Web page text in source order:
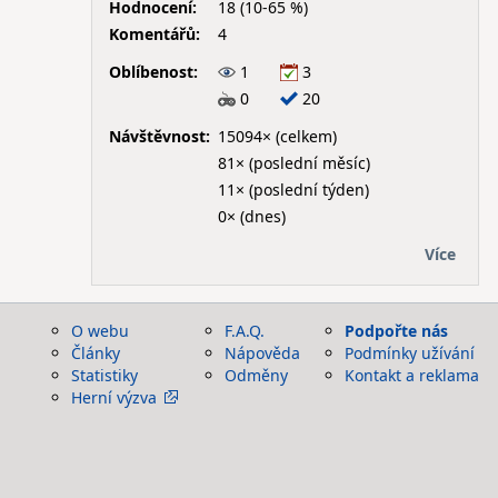
Hodnocení:
18 (10-65 %)
Komentářů:
4
Oblíbenost:
1
3
0
20
Návštěvnost: 15094× (celkem)
81× (poslední měsíc)
11× (poslední týden)
0× (dnes)
Více
O webu
Články
Statistiky
Herní výzva
F.A.Q.
Nápověda
Odměny
Podpořte nás
Podmínky užívání
Kontakt a reklama